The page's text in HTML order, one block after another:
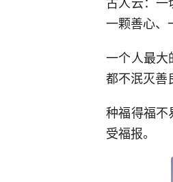
一颗善心、
一个人最大
都不泯灭善
种福得福不
受福报。